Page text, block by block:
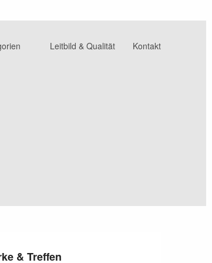
Leitbild & Qualität Kontakt
& Treffen